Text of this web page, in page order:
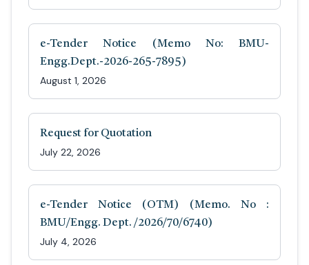
e-Tender Notice (Memo No: BMU-
Engg.Dept.-2026-265-7895)
August 1, 2026
Request for Quotation
July 22, 2026
e-Tender Notice (OTM) (Memo. No :
BMU/Engg. Dept. /2026/70/6740)
July 4, 2026